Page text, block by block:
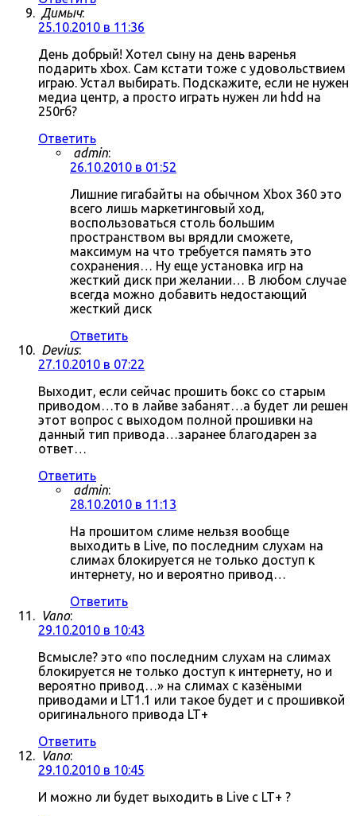
Димыч:
25.10.2010 в 11:36
День добрый! Хотел сыну на день варенья
подарить xbox. Сам кстати тоже с удовольствием
играю. Устал выбирать. Подскажите, если не нужен
медиа центр, а просто играть нужен ли hdd на
250гб?
Ответить
admin:
26.10.2010 в 01:52
Лишние гигабайты на обычном Xbox 360 это
всего лишь маркетинговый ход,
воспользоваться столь большим
пространством вы врядли сможете,
максимум на что требуется память это
сохранения… Ну еще установка игр на
жесткий диск при желании… В любом случае
всегда можно добавить недостающий
жесткий диск
Ответить
Devius:
27.10.2010 в 07:22
Выходит, если сейчас прошить бокс со старым
приводом…то в лайве забанят…а будет ли решен
этот вопрос с выходом полной прошивки на
данный тип привода…заранее благодарен за
ответ…
Ответить
admin:
28.10.2010 в 11:13
На прошитом слиме нельзя вообще
выходить в Live, по последним слухам на
слимах блокируется не только доступ к
интернету, но и вероятно привод…
Ответить
Vano:
29.10.2010 в 10:43
Всмысле? это «по последним слухам на слимах
блокируется не только доступ к интернету, но и
вероятно привод…» на слимах с казёными
приводами и LT1.1 или такое будет и с прошивкой
оригинального привода LT+
Ответить
Vano:
29.10.2010 в 10:45
И можно ли будет выходить в Live c LT+ ?